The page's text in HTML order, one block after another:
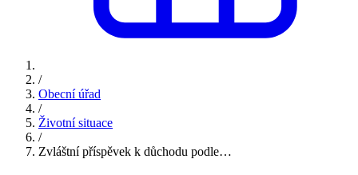
/
Obecní úřad
/
Životní situace
/
Zvláštní příspěvek k důchodu podle…